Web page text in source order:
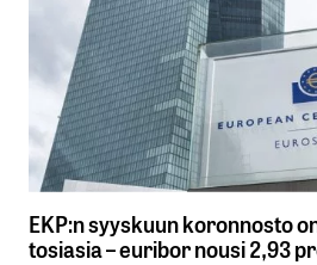
EKP:n syyskuun koronnosto
tosiasia – euribor nousi 2,93